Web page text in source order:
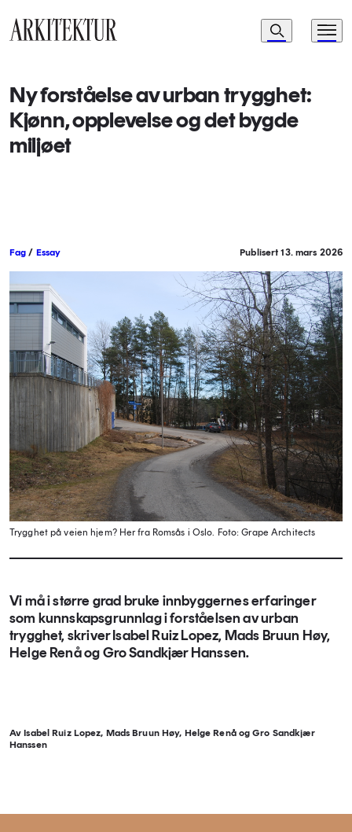
Navigasjon
Søk Meny
Ny forståelse av urban trygghet:
Kjønn, opplevelse og det bygde
miljøet
Fag / Essay Publisert 13. mars 2026
Trygghet på veien hjem? Her fra Romsås i Oslo. Foto: Grape Architects
Vi må i større grad bruke innbyggernes erfaringer
som kunnskapsgrunnlag i forståelsen av urban
trygghet, skriver Isabel Ruiz Lopez, Mads Bruun Høy,
Helge Renå og Gro Sandkjær Hanssen.
Av Isabel Ruiz Lopez, Mads Bruun Høy, Helge Renå og Gro Sandkjær
Hanssen